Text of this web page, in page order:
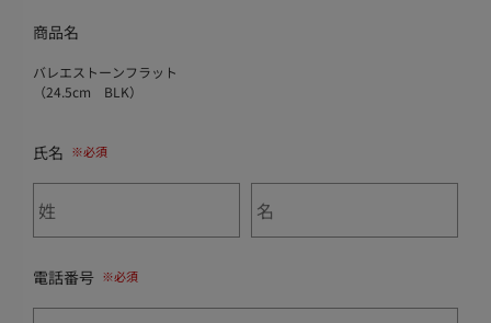
商品名
バレエストーンフラット
（24.5cm BLK）
氏名
電話番号